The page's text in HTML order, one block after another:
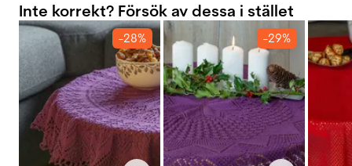
Inte korrekt? Försök av dessa i stället
-28% -29%